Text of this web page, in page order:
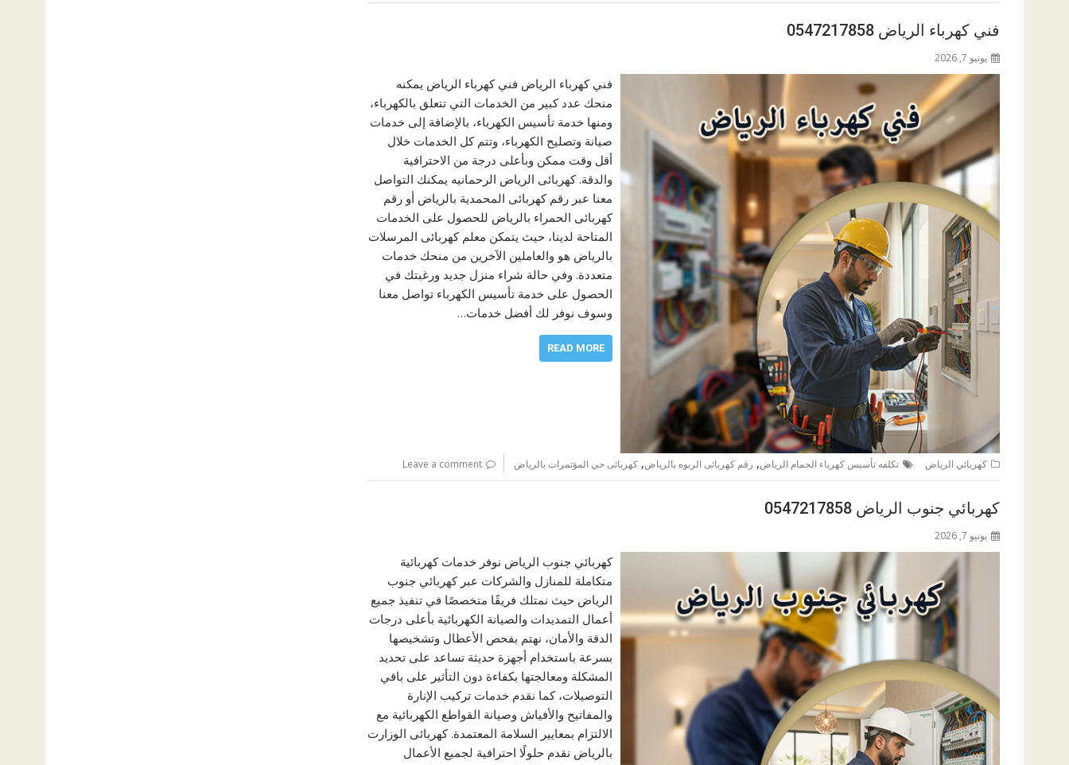
فني كهرباء الرياض 0547217858
يونيو 7, 2026
فني كهرباء الرياض فني كهرباء الرياض يمكنه
منحك عدد كبير من الخدمات التي تتعلق بالكهرباء،
ومنها خدمة تأسيس الكهرباء، بالإضافة إلى خدمات
صيانة وتصليح الكهرباء، وتتم كل الخدمات خلال
أقل وقت ممكن وبأعلى درجة من الاحترافية
والدقة. كهربائى الرياض الرحمانيه يمكنك التواصل
معنا عبر رقم كهربائى المحمدية بالرياض أو رقم
كهربائى الحمراء بالرياض للحصول على الخدمات
المتاحة لدينا، حيث يتمكن معلم كهربائى المرسلات
بالرياض هو والعاملين الآخرين من منحك خدمات
متعددة. وفي حالة شراء منزل جديد ورغبتك في
الحصول على خدمة تأسيس الكهرباء تواصل معنا
وسوف نوفر لك أفضل خدمات…
READ MORE
كهربائي الرياض تكلفه تأسيس كهرباء الحمام الرياض, رقم كهربائى الربوه بالرياض, كهربائى حي المؤتمرات بالرياض Leave a comment
كهربائي جنوب الرياض 0547217858
يونيو 7, 2026
كهربائي جنوب الرياض نوفر خدمات كهربائية
متكاملة للمنازل والشركات عبر كهربائي جنوب
الرياض حيث نمتلك فريقًا متخصصًا في تنفيذ جميع
أعمال التمديدات والصيانة الكهربائية بأعلى درجات
الدقة والأمان، نهتم بفحص الأعطال وتشخيصها
بسرعة باستخدام أجهزة حديثة تساعد على تحديد
المشكلة ومعالجتها بكفاءة دون التأثير على باقي
التوصيلات، كما نقدم خدمات تركيب الإنارة
والمفاتيح والأفياش وصيانة القواطع الكهربائية مع
الالتزام بمعايير السلامة المعتمدة. كهربائى الوزارت
بالرياض نقدم حلولًا احترافية لجميع الأعمال